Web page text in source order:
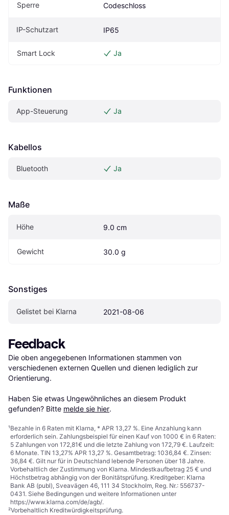
Sperre Codeschloss
IP-Schutzart IP65
Smart Lock Ja
Funktionen
App-Steuerung Ja
Kabellos
Bluetooth Ja
Maße
Höhe 9.0 cm
Gewicht 30.0 g
Sonstiges
Gelistet bei Klarna 2021-08-06
Feedback
Die oben angegebenen Informationen stammen von
verschiedenen externen Quellen und dienen lediglich zur
Orientierung.
Haben Sie etwas Ungewöhnliches an diesem Produkt
gefunden? Bitte melde sie hier.
¹Bezahle in 6 Raten mit Klarna, * APR 13,27 %. Eine Anzahlung kann
erforderlich sein. Zahlungsbeispiel für einen Kauf von 1000 € in 6 Raten:
5 Zahlungen von 172,81€ und die letzte Zahlung von 172,79 €. Laufzeit:
6 Monate. TIN 13,27% APR 13,27 %. Gesamtbetrag: 1036,84 €. Zinsen:
36,84 €. Gilt nur für in Deutschland lebende Personen über 18 Jahre.
Vorbehaltlich der Zustimmung von Klarna. Mindestkaufbetrag 25 € und
Höchstbetrag abhängig von der Bonitätsprüfung. Kreditgeber: Klarna
Bank AB (publ), Sveavägen 46, 111 34 Stockholm, Reg. Nr.: 556737-
0431. Siehe Bedingungen und weitere Informationen unter
https://www.klarna.com/de/agb/.
²Vorbehaltlich Kreditwürdigkeitsprüfung.